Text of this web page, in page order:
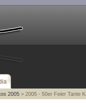
2005> 2005 - 50er Feier Tante